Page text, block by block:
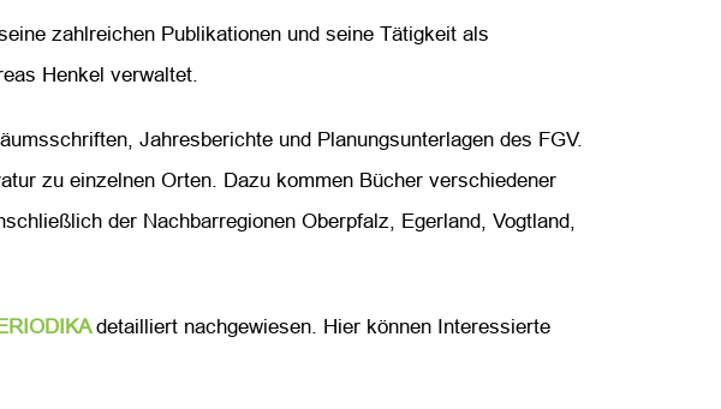
zahlreichen Publikationen und seine Tätigkeit als
Henkel verwaltet.
Jahresberichte und Planungsunterlagen des FGV.
zu einzelnen Orten. Dazu kommen Bücher verschiedener
der Nachbarregionen Oberpfalz, Egerland, Vogtland,
detailliert nachgewiesen. Hier können Interessierte